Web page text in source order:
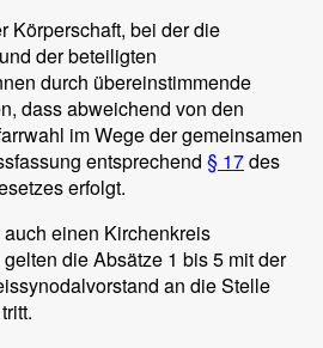
Körperschaft, bei der die
der beteiligten
durch übereinstimmende
dass abweichend von den
im Wege der gemeinsamen
entsprechend § 17des
erfolgt.
einen Kirchenkreis
die Absätze 1 bis 5 mit der
an die Stelle